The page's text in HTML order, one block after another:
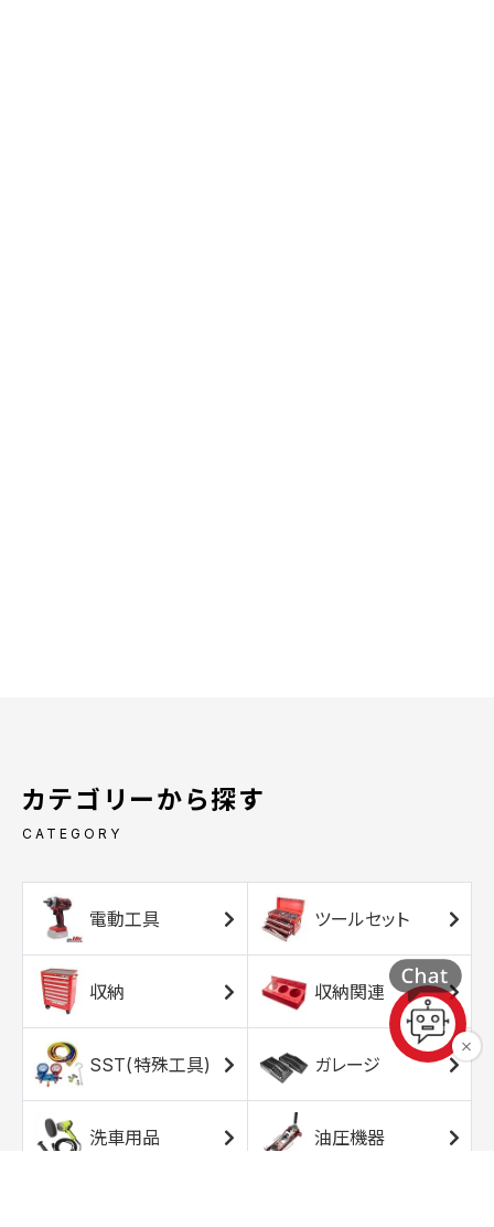
カテゴリーから探す
CATEGORY
電動工具 ツールセット
収納 収納関連
SST(特殊工具) ガレージ
洗車用品 油圧機器